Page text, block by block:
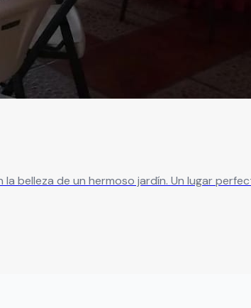
jardín. Un lugar perfecto para crear